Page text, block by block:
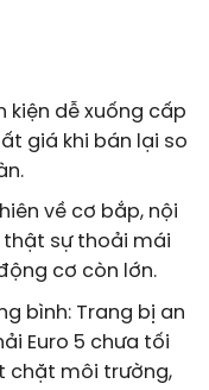
kiện dễ xuống cấp
giá khi bán lại so
về cơ bắp, nội
thật sự thoải mái
cơ còn lớn.
bình: Trang bị an
Euro 5 chưa tối
chặt môi trường,